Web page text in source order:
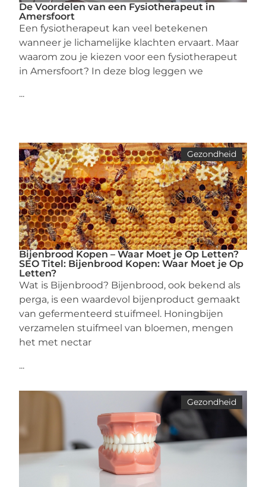
De Voordelen van een Fysiotherapeut in
Amersfoort
Een fysiotherapeut kan veel betekenen
wanneer je lichamelijke klachten ervaart. Maar
waarom zou je kiezen voor een fysiotherapeut
in Amersfoort? In deze blog leggen we
...
Gezondheid
Bijenbrood Kopen – Waar Moet je Op Letten?
SEO Titel: Bijenbrood Kopen: Waar Moet je Op
Letten?
Wat is Bijenbrood? Bijenbrood, ook bekend als
perga, is een waardevol bijenproduct gemaakt
van gefermenteerd stuifmeel. Honingbijen
verzamelen stuifmeel van bloemen, mengen
het met nectar
...
Gezondheid